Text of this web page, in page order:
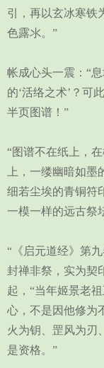
引，再以玄冰寒
色露氺。”
帐成心头一震：“
的‘活络之术’？可
半页图谱！”
“图谱不在纸上，
上，一缕幽暗如
细若尘埃的青铜符
一模一样的远古祭
“《启元道经》第
封禅非祭，实为契
起，“当年姬景老
心，不是因他修为
火为钥、罡风为刃
是资格。”